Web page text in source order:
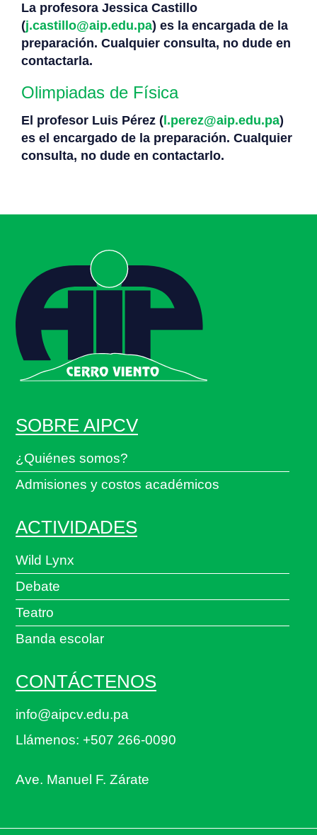
La profesora Jessica Castillo
(j.castillo@aip.edu.pa) es la encargada de la
preparación. Cualquier consulta, no dude en
contactarla.
Olimpiadas de Física
El profesor Luis Pérez ( l.perez@aip.edu.pa)
es el encargado de la preparación. Cualquier
consulta, no dude en contactarlo.
SOBRE AIPCV
¿Quiénes somos?
Admisiones y costos académicos
ACTIVIDADES
Wild Lynx
Debate
Teatro
Banda escolar
CONTÁCTENOS
info@aipcv.edu.pa
Llámenos: +507 266-0090
Ave. Manuel F. Zárate